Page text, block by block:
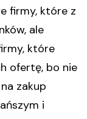
firmy, które z
ale
które
ofertę, bo nie
zakup
i